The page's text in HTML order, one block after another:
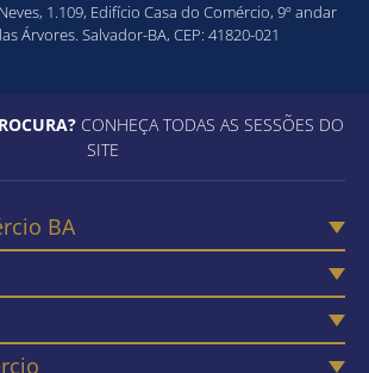
1.109, Edifício Casa do Comércio, 9º andar
Árvores. Salvador-BA, CEP: 41820-021
CONHEÇA TODAS AS SESSÕES DO
SITE
BA